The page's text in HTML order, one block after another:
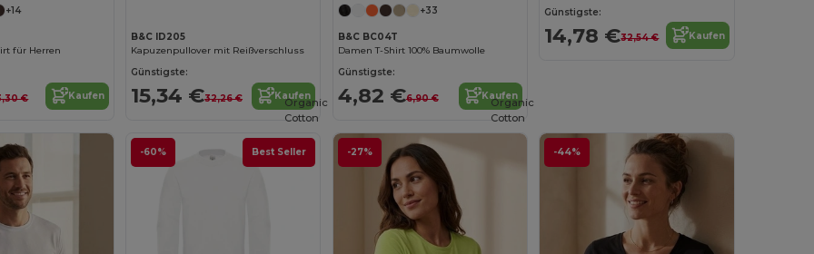
+14
für Herren
€ Kaufen
B&C ID205
Kapuzenpullover mit Reißverschluss
Günstigste:
15,34 €32,26 € Kaufen
+33
B&C BC04T
Damen T-Shirt 100% Baumwolle
Günstigste:
4,82 €6,90 € Kaufen
Günstigste:
14,78 €32,54 € Kaufen
-60% Best Seller -27%
Organic
Cotton
-44%
Organic
Cotton